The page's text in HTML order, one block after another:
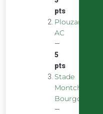
pts
Plouzane
AC
—
5
pts
Stade
Montchaninois
Bourgogne
—